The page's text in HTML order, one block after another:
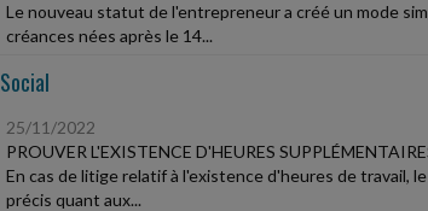
Le nouveau statut de l'entrepreneur a créé un mode
créances nées après le 14...
Social
25/11/2022
PROUVER L'EXISTENCE D'HEURES
En cas de litige relatif à l'existence d'heures de travail,
précis quant aux...